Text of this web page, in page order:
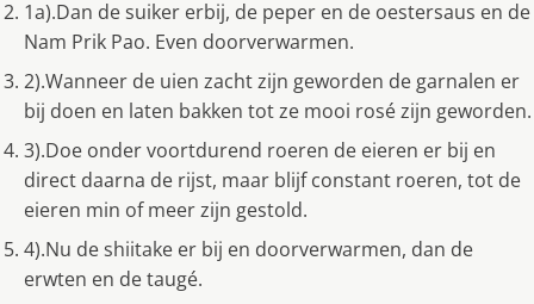
1a).Dan de suiker erbij, de peper en de oestersaus en de
Nam Prik Pao. Even doorverwarmen.
2).Wanneer de uien zacht zijn geworden de garnalen er
bij doen en laten bakken tot ze mooi rosé zijn geworden.
3).Doe onder voortdurend roeren de eieren er bij en
direct daarna de rijst, maar blijf constant roeren, tot de
eieren min of meer zijn gestold.
4).Nu de shiitake er bij en doorverwarmen, dan de
erwten en de taugé.